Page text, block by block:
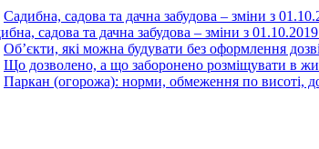
Садибна, садова та дачна забудова – зміни з
садова та дачна забудова – зміни з
Об’єкти, які можна будувати без оформлення
Що дозволено, а що заборонено розміщувати в
Паркан (огорожа): норми, обмеження по висоті,